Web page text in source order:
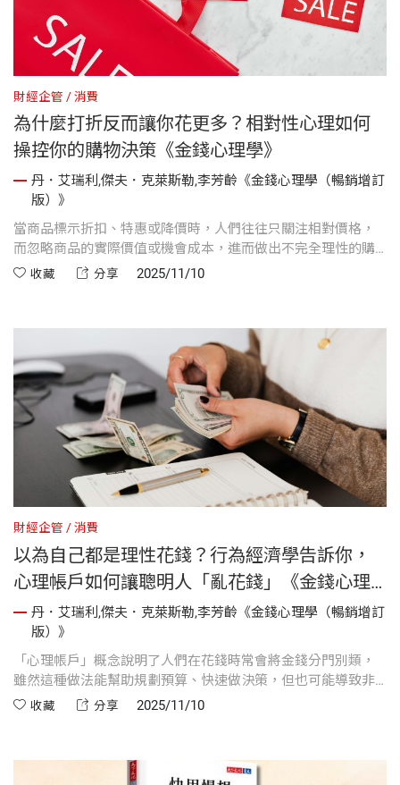
財經企管 消費
為什麼打折反而讓你花更多？相對性心理如何
操控你的購物決策《金錢心理學》
丹．艾瑞利,傑夫．克萊斯勒,李芳齡《金錢心理學（暢銷增訂
版）》
當商品標示折扣、特惠或降價時，人們往往只關注相對價格，
而忽略商品的實際價值或機會成本，進而做出不完全理性的購
買決定。傑西潘尼百貨曾嘗試以「公正定價」取代折扣策略，
深受心理因素左右。
收藏 分享 2025/11/10
財經企管 消費
以為自己都是理性花錢？行為經濟學告訴你，
心理帳戶如何讓聰明人「亂花錢」《金錢心理
學》丹．艾瑞利,傑夫．克萊斯勒,李芳齡《金錢心理學（暢銷增訂
版）》
「心理帳戶」概念說明了人們在花錢時常會將金錢分門別類，
雖然這種做法能幫助規劃預算、快速做決策，但也可能導致非
理性的消費行為。從珍‧馬丁的家庭理財例子，到看戲票、旅行
以為自己在理智花錢，實際上卻容易陷入金錢陷阱。
收藏 分享 2025/11/10